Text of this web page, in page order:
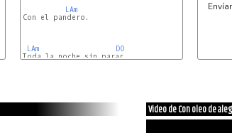
LAm
Con el pandero.
LAm
DO
Toda la noche sin parar,
Video de Con oleo de